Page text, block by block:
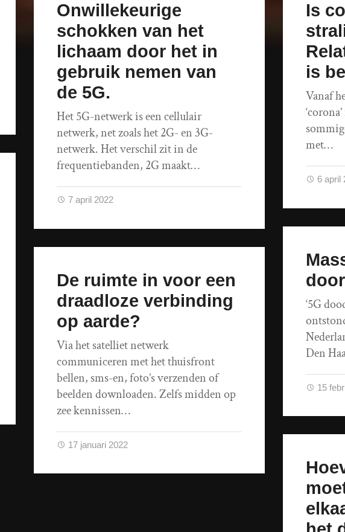
Onwillekeurige
schokken van het
lichaam door het in
gebruik nemen van
de 5G.
Het 5G-netwerk is een cellulair
netwerk, net zoals het 2G- en 3G-
netwerk. Het verschil zit in de
frequentiebanden, 2G maakt…
7 april 2022
Is
is
Vanaf
met…
6 april
‘5G
Den
15
De ruimte in voor een
draadloze verbinding
op aarde?
Via het satelliet netwerk
communiceren met het thuisfront
bellen, sms-en, foto’s verzenden of
beelden downloaden. Zelfs midden op
zee kennissen…
17 januari 2022